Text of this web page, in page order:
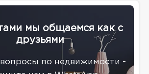
мы общаемся как с
друзьями
вопросы по недвижимости -